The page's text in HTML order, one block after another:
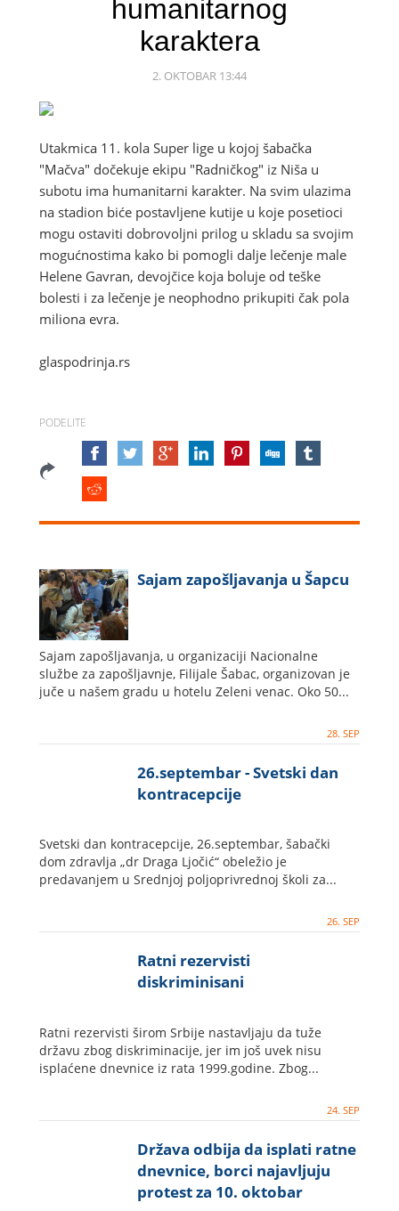
humanitarnog
karaktera
2. OKTOBAR 13:44
Utakmica 11. kola Super lige u kojoj šabačka
"Mačva" dočekuje ekipu "Radničkog" iz Niša u
subotu ima humanitarni karakter. Na svim ulazima
na stadion biće postavljene kutije u koje posetioci
mogu ostaviti dobrovoljni prilog u skladu sa svojim
mogućnostima kako bi pomogli dalje lečenje male
Helene Gavran, devojčice koja boluje od teške
bolesti i za lečenje je neophodno prikupiti čak pola
miliona evra.
glaspodrinja.rs
PODELITE
Sajam zapošljavanja u Šapcu
Sajam zapošljavanja, u organizaciji Nacionalne
službe za zapošljavnje, Filijale Šabac, organizovan je
juče u našem gradu u hotelu Zeleni venac. Oko 50...
28. SEP
26.septembar - Svetski dan
kontracepcije
Svetski dan kontracepcije, 26.septembar, šabački
dom zdravlja „dr Draga Ljočić“ obeležio je
predavanjem u Srednjoj poljoprivrednoj školi za...
26. SEP
Ratni rezervisti
diskriminisani
Ratni rezervisti širom Srbije nastavljaju da tuže
državu zbog diskriminacije, jer im još uvek nisu
isplaćene dnevnice iz rata 1999.godine. Zbog...
24. SEP
Država odbija da isplati ratne
dnevnice, borci najavljuju
protest za 10. oktobar